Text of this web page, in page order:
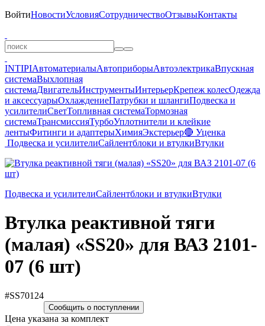
ВойтиНовостиУсловияСотрудничествоОтзывыКонтакты
INTIPIАвтоматериалыАвтоприборыАвтоэлектрикаВпускная
системаВыхлопная
системаДвигательИнструментыИнтерьерКрепеж колесОдежда
и аксессуарыОхлаждениеПатрубки и шлангиПодвеска и
усилителиСветТопливная системаТормозная
системаТрансмиссияТурбоУплотнители и клейкие
лентыФитинги и адаптерыХимияЭкстерьер🔴 Уценка
Подвеска и усилителиСайлентблоки и втулкиВтулки
Подвеска и усилителиСайлентблоки и втулкиВтулки
Втулка реактивной тяги
(малая) «SS20» для ВАЗ 2101-
07 (6 шт)
#SS70124
Сообщить о поступлении
Цена указана за комплект